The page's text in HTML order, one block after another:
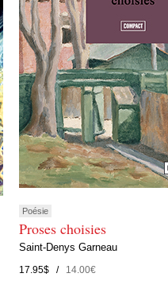
Poésie
Proses choisies
Saint-Denys Garneau
17.95$ /14.00€